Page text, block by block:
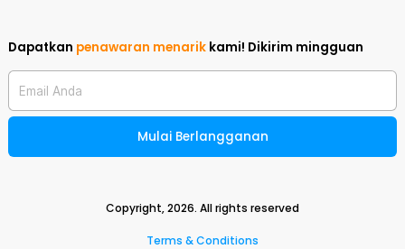
Dapatkan penawaran menarik kami! Dikirim mingguan
Email Anda
Mulai Berlangganan
Copyright,2026. All rights reserved
Terms & Conditions